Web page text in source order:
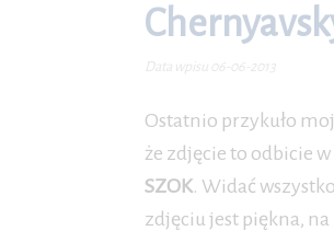
Data wpisu 06-06-2013
Ostatnio przykuło
że zdjęcie to odbicie
SZOK. Widać
zdjęciu jest piękna,